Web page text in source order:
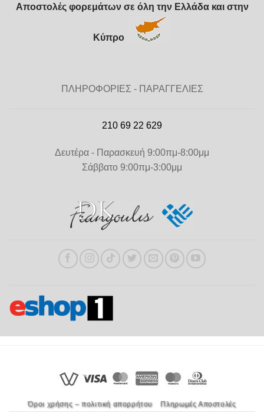
Αποστολές φορεμάτων σε όλη την Ελλάδα και στην
Κύπρο
ΠΛΗΡΟΦΟΡΙΕΣ - ΠΑΡΑΓΓΕΛΙΕΣ
210 69 22 629
Δευτέρα - Παρασκευή 9:00πμ-8:00μμ
Σάββατο 9:00πμ-3:00μμ
Όροι χρήσης – πολιτική απορρήτου Πληρωμές Αποστολές